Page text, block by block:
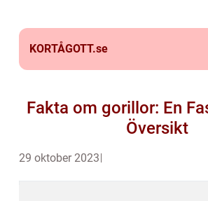
KORTÅGOTT.se
Fakta om gorillor: En
Översikt
29 oktober 2023